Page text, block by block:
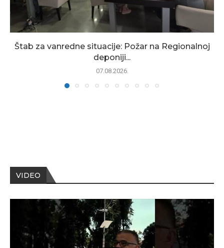
Štab za vanredne situacije: Požar na Regionalnoj
deponiji...
07.08.2026.
VIDEO